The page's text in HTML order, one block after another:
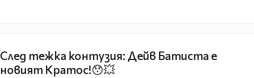
След тежка контузия: Дейв Батиста е
новият Кратос!😯💥